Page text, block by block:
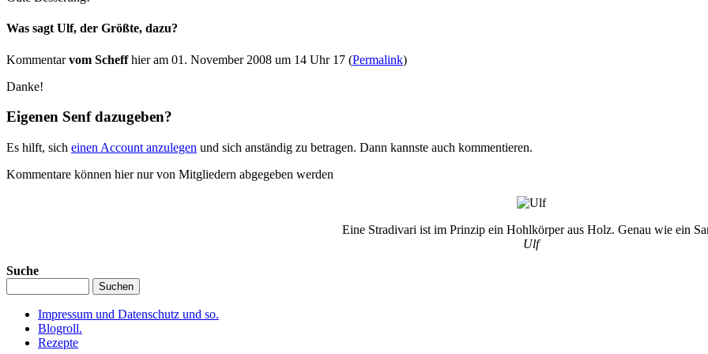
Was sagt Ulf, der Größte, dazu?
Kommentarvom Scheffhier am 01. November 2008 um 14 Uhr 17 (Permalink)
Danke!
Eigenen Senf dazugeben?
Es hilft, sich einen Account anzulegen und sich anständig zu betragen. Dann kannste auch kommentieren.
Kommentare können hier nur von Mitgliedern abgegeben werden
Eine Stradivari ist im Prinzip ein Hohlkörper aus Holz. Genau wie ein
Ulf
Suche
Impressum und Datenschutz und so.
Blogroll.
Rezepte